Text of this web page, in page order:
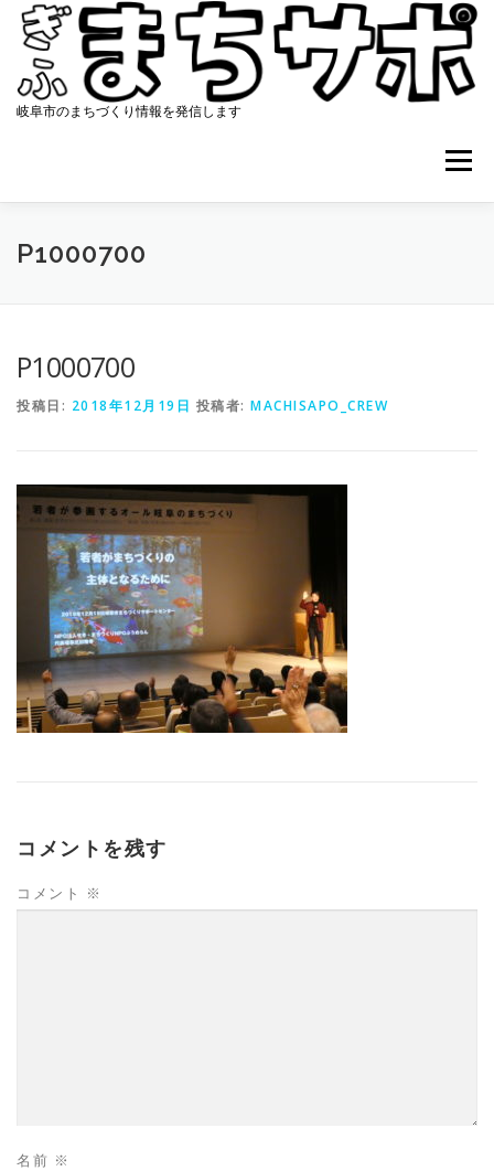
プ
岐阜市のまちづくり情報を発信します
メニュー
ホーム まちサポについて
P1000700
P1000700
投稿日: 2018年12月19日 投稿者: MACHISAPO_CREW
コメントを残す
コメント ※
名前 ※